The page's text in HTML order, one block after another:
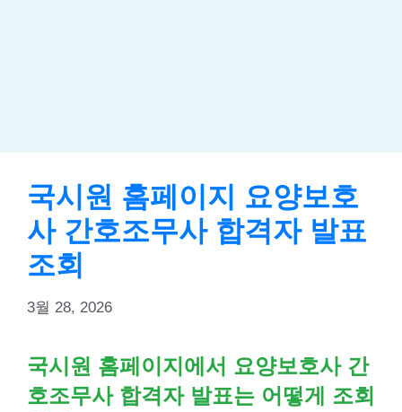
국시원 홈페이지 요양보호
사 간호조무사 합격자 발표
조회
3월 28, 2026
국시원 홈페이지에서 요양보호사 간
호조무사 합격자 발표는 어떻게 조회